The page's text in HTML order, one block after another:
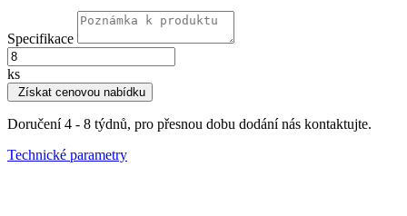
Specifikace
ks
Získat cenovou nabídku
Doručení 4 - 8 týdnů, pro přesnou dobu dodání nás kontaktujte.
Technické parametry